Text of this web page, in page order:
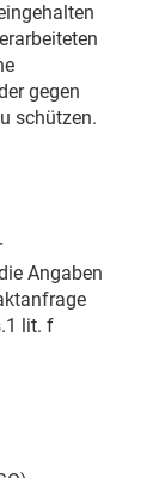
gegen
schützen.
Angaben
lit. f